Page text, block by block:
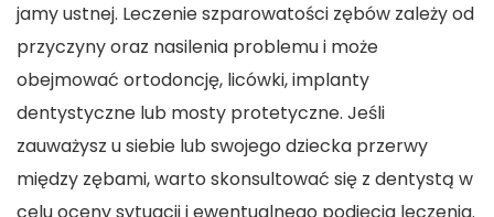
jamy ustnej. Leczenie szparowatości zębów zależy od
przyczyny oraz nasilenia problemu i może
obejmować ortodoncję, licówki, implanty
dentystyczne lub mosty protetyczne. Jeśli
zauważysz u siebie lub swojego dziecka przerwy
między zębami, warto skonsultować się z dentystą w